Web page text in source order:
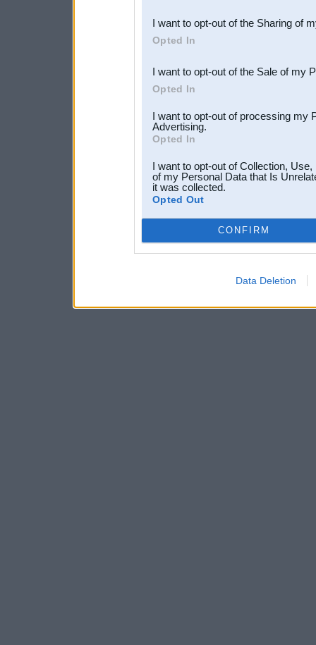
Downstream Participants
third parties.
I want to opt-out of the Sharing of
Opted In
I want to opt-out of the Sale of my
Opted In
I want to opt-out of processing my
Advertising.
Opted In
I want to opt-out of Collection,
of my Personal Data that Is
it was collected.
Opted Out
CONFIRM
Data Deletion